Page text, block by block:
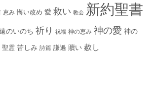
恵み 悔い改め 愛 救い 教会 新約聖書
のいのち 祈り 祝福 神の恵み 神の愛 神の
聖霊 苦しみ 詩篇 謙遜 贖い 赦し